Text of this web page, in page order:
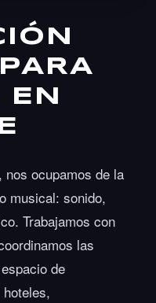
EN
ocupamos de la
musical: sonido,
Trabajamos con
las
de